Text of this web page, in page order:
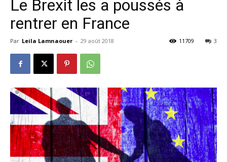
Le Brexit les a poussés à
rentrer en France
Par Leila Lamnaouer - 29 août 2018 3
11709